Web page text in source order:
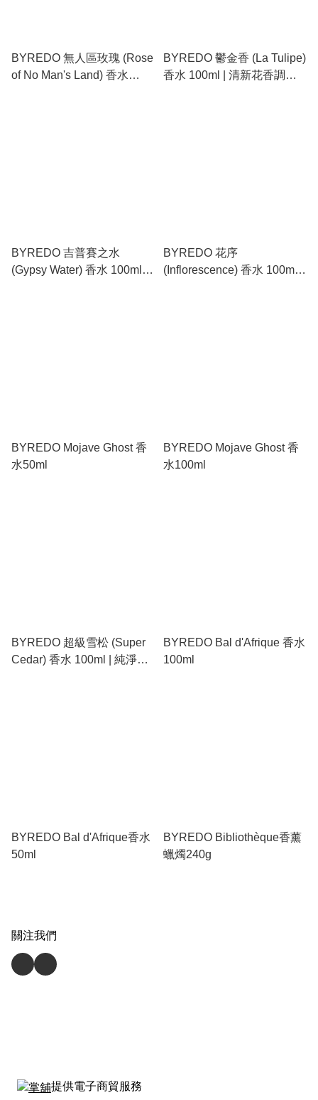
BYREDO 無人區玫瑰 (Rose
of No Man's Land) 香水
BYREDO 鬱金香 (La Tulipe)
香水 100ml | 清新花香調、
BYREDO 吉普賽之水
(Gypsy Water) 香水 100ml |
BYREDO 花序
(Inflorescence) 香水 100ml |
BYREDO Mojave Ghost 香
水50ml
BYREDO Mojave Ghost 香
水100ml
BYREDO 超級雪松 (Super
Cedar) 香水 100ml | 純淨木
BYREDO Bal d'Afrique 香水
100ml
BYREDO Bal d'Afrique香水
50ml
BYREDO Bibliothèque香薰
蠟燭240g
關注我們
提供電子商貿服務